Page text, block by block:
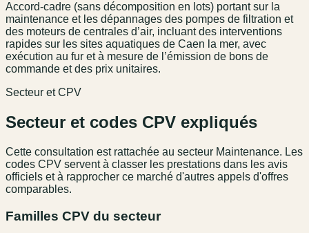
Accord-cadre (sans décomposition en lots) portant sur la
maintenance et les dépannages des pompes de filtration et
des moteurs de centrales d’air, incluant des interventions
rapides sur les sites aquatiques de Caen la mer, avec
exécution au fur et à mesure de l’émission de bons de
commande et des prix unitaires.
Secteur et CPV
Secteur et codes CPV expliqués
Cette consultation est rattachée au secteur Maintenance. Les
codes CPV servent à classer les prestations dans les avis
officiels et à rapprocher ce marché d'autres appels d'offres
comparables.
Familles CPV du secteur